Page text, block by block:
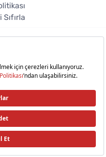
hakları saklıdır.